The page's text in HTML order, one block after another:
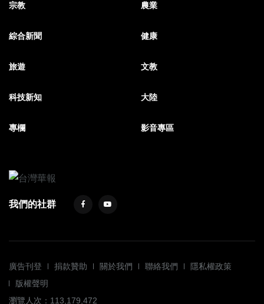
宗教 農業
綜合新聞 健康
旅遊 文教
科技新知 大陸
專欄 影音專區
我們的社群
廣告刊登 捐款贊助 關於我們 聯絡我們
隱私權政策
版權聲明
瀏覽人次：113,179,472